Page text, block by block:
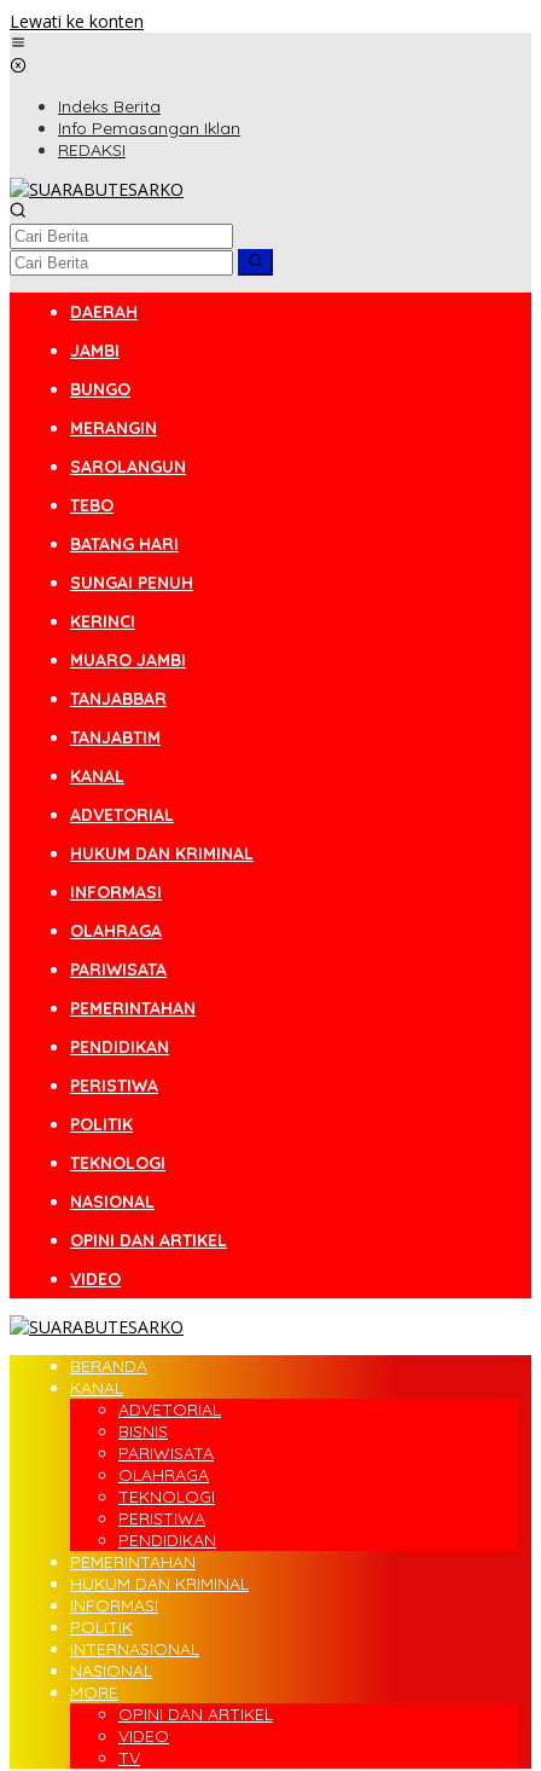
Lewati ke konten
Indeks Berita
Info Pemasangan Iklan
REDAKSI
DAERAH
JAMBI
BUNGO
MERANGIN
SAROLANGUN
TEBO
BATANG HARI
SUNGAI PENUH
KERINCI
MUARO JAMBI
TANJABBAR
TANJABTIM
KANAL
ADVETORIAL
HUKUM DAN KRIMINAL
INFORMASI
OLAHRAGA
PARIWISATA
PEMERINTAHAN
PENDIDIKAN
PERISTIWA
POLITIK
TEKNOLOGI
NASIONAL
OPINI DAN ARTIKEL
VIDEO
BERANDA
KANAL
ADVETORIAL
BISNIS
PARIWISATA
OLAHRAGA
TEKNOLOGI
PERISTIWA
PENDIDIKAN
PEMERINTAHAN
HUKUM DAN KRIMINAL
INFORMASI
POLITIK
INTERNASIONAL
NASIONAL
MORE
OPINI DAN ARTIKEL
VIDEO
TV